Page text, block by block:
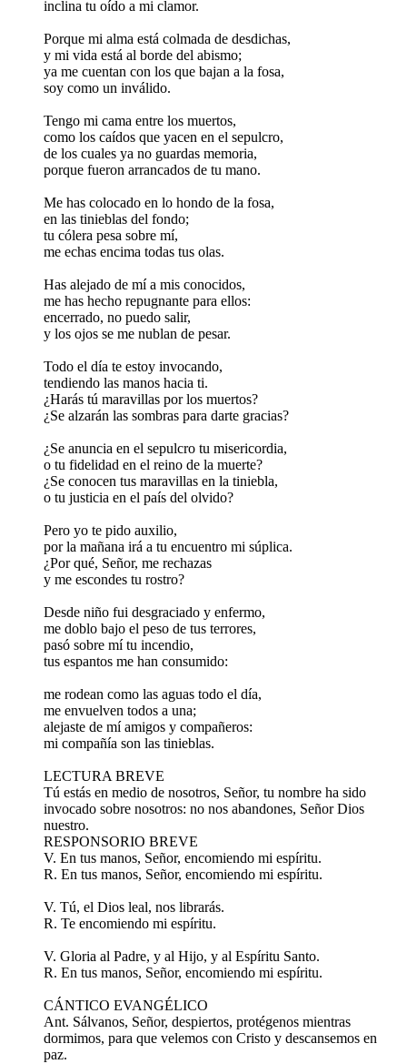
inclina tu oído a mi clamor.
Porque mi alma está colmada de desdichas,
y mi vida está al borde del abismo;
ya me cuentan con los que bajan a la fosa,
soy como un inválido.
Tengo mi cama entre los muertos,
como los caídos que yacen en el sepulcro,
de los cuales ya no guardas memoria,
porque fueron arrancados de tu mano.
Me has colocado en lo hondo de la fosa,
en las tinieblas del fondo;
tu cólera pesa sobre mí,
me echas encima todas tus olas.
Has alejado de mí a mis conocidos,
me has hecho repugnante para ellos:
encerrado, no puedo salir,
y los ojos se me nublan de pesar.
Todo el día te estoy invocando,
tendiendo las manos hacia ti.
¿Harás tú maravillas por los muertos?
¿Se alzarán las sombras para darte gracias?
¿Se anuncia en el sepulcro tu misericordia,
o tu fidelidad en el reino de la muerte?
¿Se conocen tus maravillas en la tiniebla,
o tu justicia en el país del olvido?
Pero yo te pido auxilio,
por la mañana irá a tu encuentro mi súplica.
¿Por qué, Señor, me rechazas
y me escondes tu rostro?
Desde niño fui desgraciado y enfermo,
me doblo bajo el peso de tus terrores,
pasó sobre mí tu incendio,
tus espantos me han consumido:
me rodean como las aguas todo el día,
me envuelven todos a una;
alejaste de mí amigos y compañeros:
mi compañía son las tinieblas.
LECTURA BREVE
Tú estás en medio de nosotros, Señor, tu nombre ha sido
invocado sobre nosotros: no nos abandones, Señor Dios
nuestro.
RESPONSORIO BREVE
V. En tus manos, Señor, encomiendo mi espíritu.
R. En tus manos, Señor, encomiendo mi espíritu.
V. Tú, el Dios leal, nos librarás.
R. Te encomiendo mi espíritu.
V. Gloria al Padre, y al Hijo, y al Espíritu Santo.
R. En tus manos, Señor, encomiendo mi espíritu.
CÁNTICO EVANGÉLICO
Ant. Sálvanos, Señor, despiertos, protégenos mientras
dormimos, para que velemos con Cristo y descansemos en
paz.